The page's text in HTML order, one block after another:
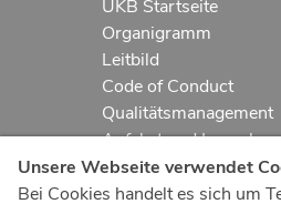
UKB Startseite
Organigramm
Leitbild
Code of Conduct
Qualitätsmanagement
Anfahrt und Lageplan
Erklärung zur
Datenschutzerklärung
Unsere Webseite verwendet
Bei Cookies handelt es sich um